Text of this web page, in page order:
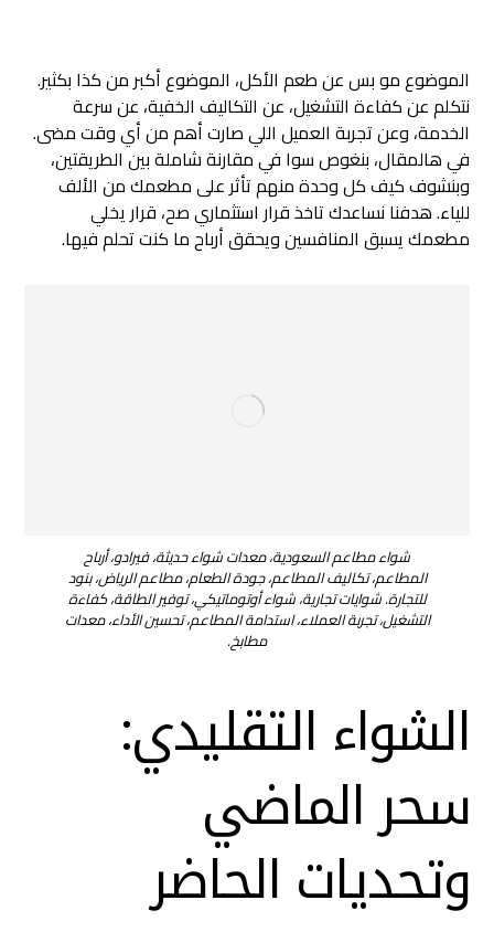
الموضوع مو بس عن طعم الأكل، الموضوع أكبر من كذا بكثير.
نتكلم عن كفاءة التشغيل، عن التكاليف الخفية، عن سرعة
الخدمة، وعن تجربة العميل اللي صارت أهم من أي وقت مضى.
في هالمقال، بنغوص سوا في مقارنة شاملة بين الطريقتين،
وبنشوف كيف كل وحدة منهم تأثر على مطعمك من الألف
للياء. هدفنا نساعدك تاخذ قرار استثماري صح، قرار يخلي
مطعمك يسبق المنافسين ويحقق أرباح ما كنت تحلم فيها.
شواء مطاعم السعودية، معدات شواء حديثة، فيرادو، أرباح
المطاعم، تكاليف المطاعم، جودة الطعام، مطاعم الرياض، بنود
للتجارة. شوايات تجارية، شواء أوتوماتيكي، توفير الطاقة، كفاءة
التشغيل، تجربة العملاء، استدامة المطاعم، تحسين الأداء، معدات
مطابخ.
الشواء التقليدي:
سحر الماضي
وتحديات الحاضر